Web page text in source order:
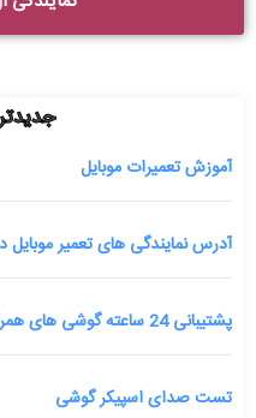
آموزش تعمیرات موبایل
آدرس نمایندگی های تعمیر موبایل
پشتیبانی 24 ساعته گوشی های همراه
تست صدای اسپیکر گوشی